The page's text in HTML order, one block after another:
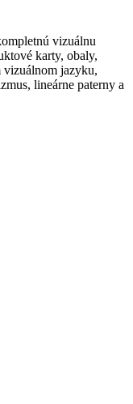
vizuálnu
karty, obaly,
vizuálnom jazyku,
lineárne paterny a